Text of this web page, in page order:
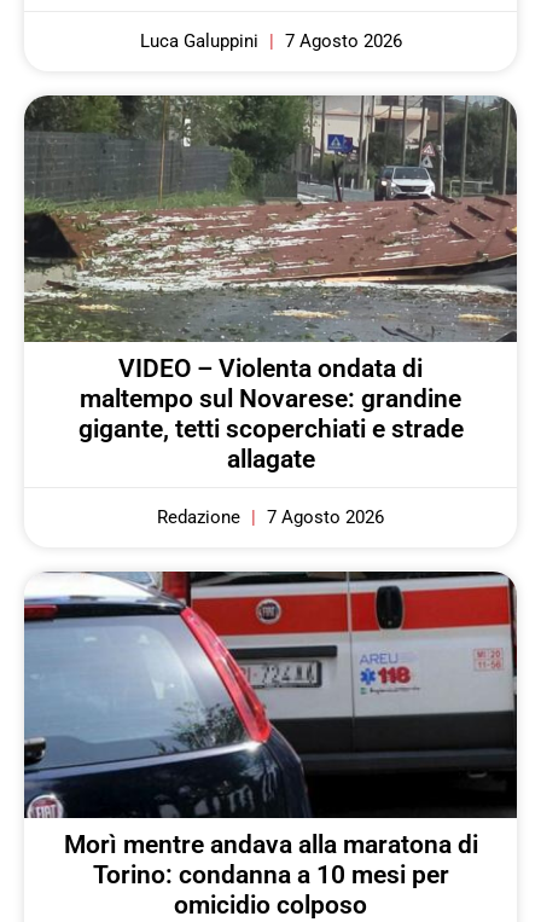
Luca Galuppini 7 Agosto 2026
VIDEO – Violenta ondata di
maltempo sul Novarese: grandine
gigante, tetti scoperchiati e strade
allagate
Redazione 7 Agosto 2026
Morì mentre andava alla maratona di
Torino: condanna a 10 mesi per
omicidio colposo